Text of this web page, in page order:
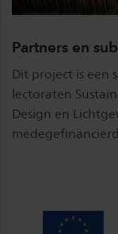
Partners en
Dit project is een
lectoraten
Design en